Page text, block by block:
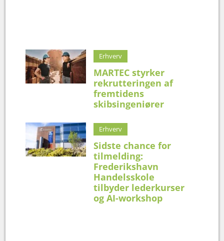
Erhverv
MARTEC styrker
rekrutteringen af
fremtidens
skibsingeniører
Erhverv
Sidste chance for
tilmelding:
Frederikshavn
Handelsskole
tilbyder lederkurser
og AI-workshop